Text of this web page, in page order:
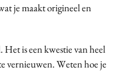
je maakt origineel en
is een kwestie van heel
vernieuwen. Weten hoe je